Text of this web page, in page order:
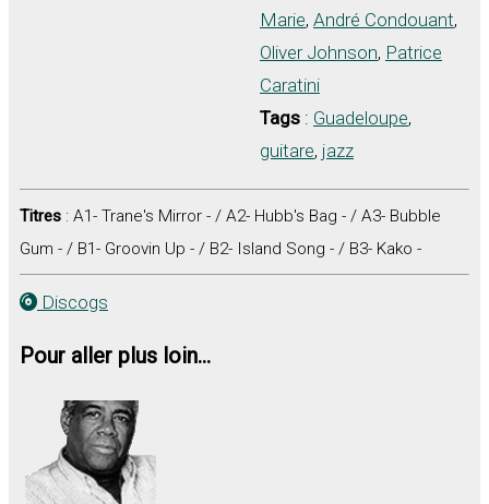
Marie, André Condouant,
Oliver Johnson, Patrice
Caratini
Tags : Guadeloupe,
guitare, jazz
Titres : A1- Trane's Mirror - / A2- Hubb's Bag - / A3- Bubble
Gum - / B1- Groovin Up - / B2- Island Song - / B3- Kako -
Discogs
Pour aller plus loin...